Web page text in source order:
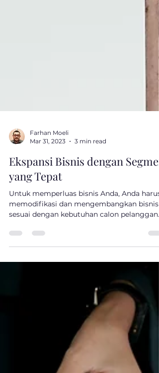
Mar 31, 2023
3 min read
Ekspansi Bisnis dengan Segmen
yang Tepat
Untuk memperluas bisnis Anda, Anda harus
sesuai dengan kebutuhan calon pelanggan.
Dalam hal ini,...